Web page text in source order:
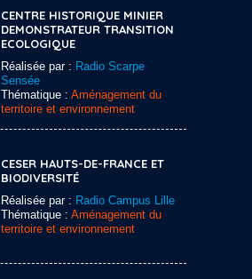
CENTRE HISTORIQUE MINIER
DEMONSTRATEUR TRANSITION
ECOLOGIQUE
Réalisée par : Radio Scarpe
Sensée
Thématique : Aménagement du
territoire et environnement
CESER HAUTS-DE-FRANCE ET
BIODIVERSITÉ
Réalisée par : Radio Campus Lille
Thématique : Aménagement du
territoire et environnement